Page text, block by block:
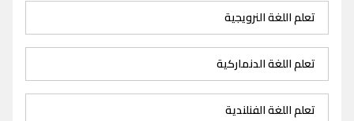
تعلم اللغة النرويجية
تعلم اللغة الدنماركية
تعلم اللغة الفنلندية